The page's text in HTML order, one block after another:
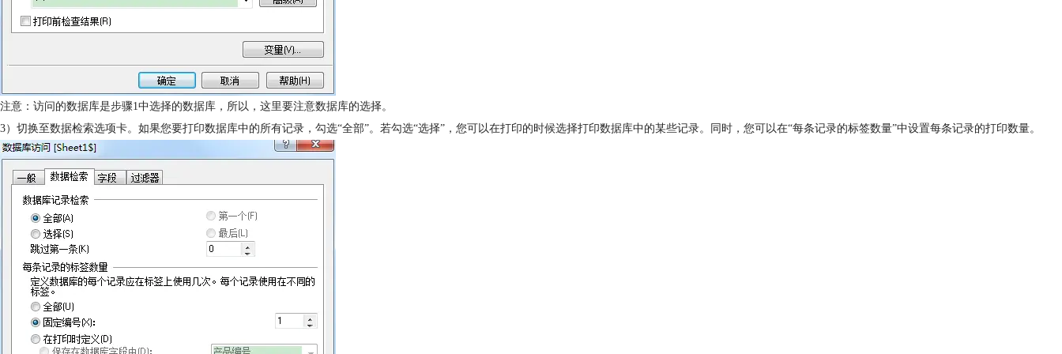
注意：访问的数据库是步骤1中选择的数据库，所以，这里要注意数据库的选择。
3）切换至数据检索选项卡。如果您要打印数据库中的所有记录，勾选“全部”。若勾选“选择”，您可以在打印的时候选择打印数据库中的某些记录。同时，您可以在“每条记录的标签数量”中设置每条记录的打印数量。